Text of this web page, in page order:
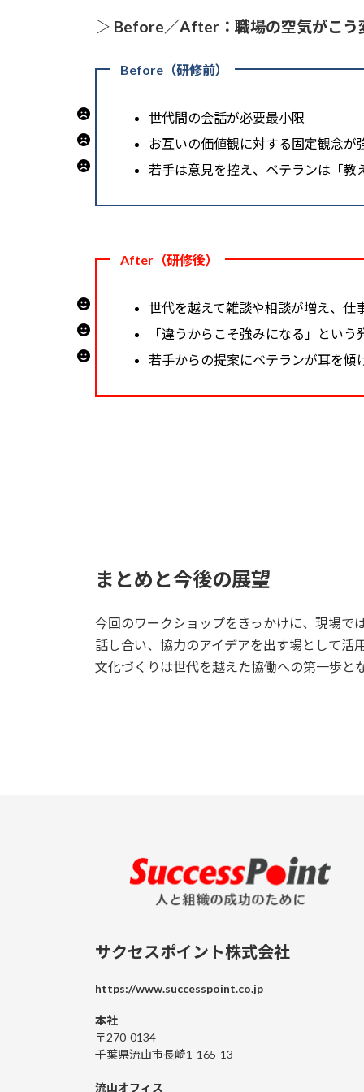
▷ Before／After：職場の空気がこう
Before（研修前）
世代間の会話が必要最小限
お互いの価値観に対する固定観念が
若手は意見を控え、ベテランは「教
After（研修後）
世代を越えて雑談や相談が増え、仕
「違うからこそ強みになる」とい
若手からの提案にベテランが耳を傾
まとめと今後の展望
今回のワークショップをきっかけに、現場で
話し合い、協力のアイデアを出す場として活
文化づくりは世代を越えた協働への第一歩と
サクセスポイント株式会社
https://www.successpoint.co.jp
本社
〒270-0134
千葉県流山市長崎1-165-13
流山オフィス